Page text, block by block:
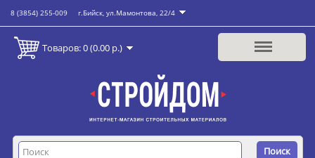
8 (3854) 255-009 г.Бийск, ул.Мамонтова, 22/4
Товаров: 0 (0.00 р.)
Поиск